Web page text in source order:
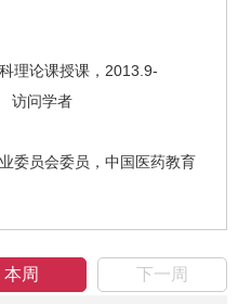
理论课授课，2013.9-
访问学者
委员会委员，中国医药教育
本周 下一周